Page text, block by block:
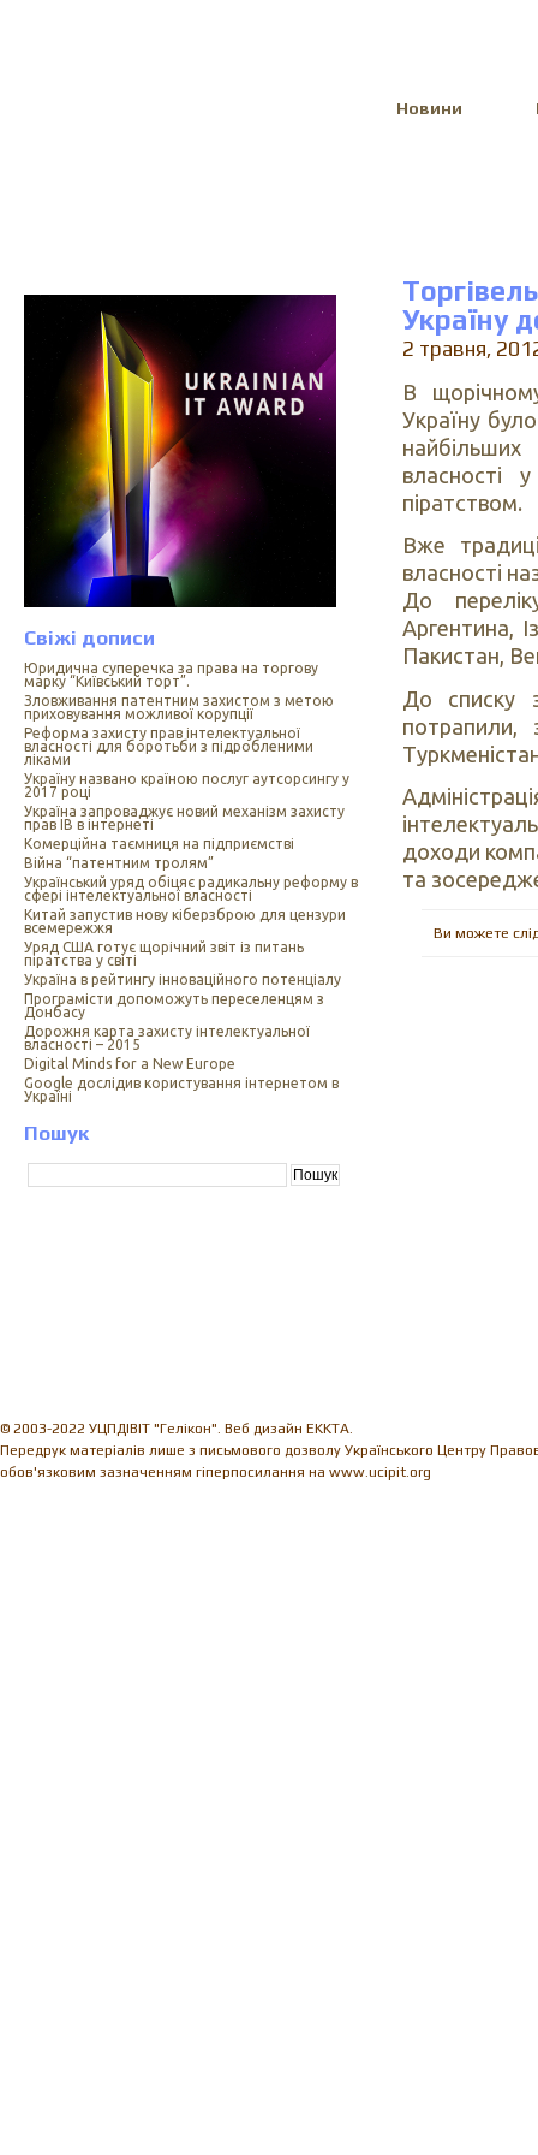
Новини
Свіжі дописи
Юридична суперечка за права на торгову
марку “Київський торт”.
Зловживання патентним захистом з метою
приховування можливої корупції
Реформа захисту прав інтелектуальної
власності для боротьби з підробленими
ліками
Україну названо країною послуг аутсорсингу у
2017 році
Україна запроваджує новий механізм захисту
прав ІВ в інтернеті
Комерційна таємниця на підприємстві
Війна “патентним тролям”
Український уряд обіцяє радикальну реформу в
сфері інтелектуальної власності
Китай запустив нову кіберзброю для цензури
всемережжя
Уряд США готує щорічний звіт із питань
піратства у світі
Україна в рейтингу інноваційного потенціалу
Програмісти допоможуть переселенцям з
Донбасу
Дорожня карта захисту інтелектуальної
власності – 2015
Digital Minds for a New Europe
Google дослідив користування інтернетом в
Україні
Пошук
Україну
2 травня,
В
Україну
власності
піратством.
Вже
власності
До
Аргентина,
Пакистан,
До списку
потрапили,
доходи
та
Ви можете
© 2003-2022 УЦПДІВІТ "Гелікон". Веб дизайн EKKTA.
Передрук матеріалів лише з письмового дозволу Українського Центру
обов'язковим зазначенням гіперпосилання на www.ucipit.org